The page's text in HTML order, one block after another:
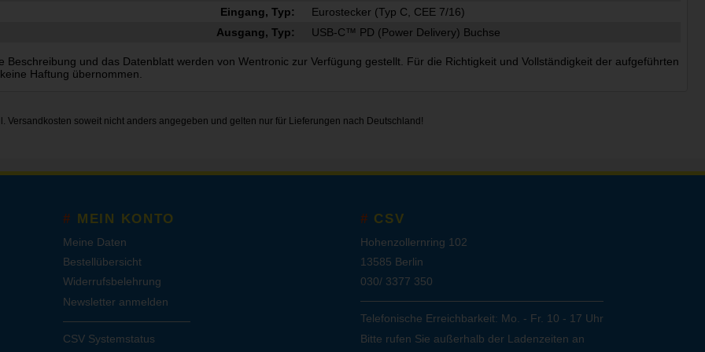
Eingang, Typ:
Eurostecker (Typ C, CEE 7/16)
Ausgang, Typ:
USB-C™ PD (Power Delivery) Buchse
Beschreibung und das Datenblatt werden von Wentronic zur Verfügung gestellt. Für die Richtigkeit und Vollständigkeit der aufgeführten
Haftung übernommen.
Versandkosten soweit nicht anders angegeben und gelten nur für Lieferungen nach Deutschland!
MEIN KONTO
Meine Daten
Bestellübersicht
Widerrufsbelehrung
Newsletter anmelden
CSV Systemstatus
CSV
Hohenzollernring 102
13585 Berlin
030/ 3377 350
Telefonische Erreichbarkeit: Mo. - Fr. 10 - 17 Uhr
Bitte rufen Sie außerhalb der Ladenzeiten an